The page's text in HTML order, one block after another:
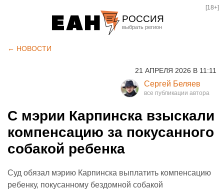
РОССИЯ
Курган
Оренбург
[18+]
← НОВОСТИ
21 АПРЕЛЯ 2026 В 11:11
Сергей Беляев
С мэрии Карпинска взыскали
компенсацию за покусанного
собакой ребенка
Суд обязал мэрию Карпинска выплатить компенсацию
ребенку, покусанному бездомной собакой